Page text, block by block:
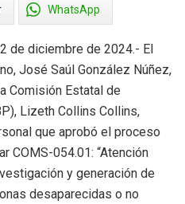
WhatsApp
de diciembre de 2024.- El
José Saúl González Núñez,
Comisión Estatal de
Lizeth Collins Collins,
que aprobó el proceso
COMS-054.01: “Atención
y generación de
desaparecidas o no